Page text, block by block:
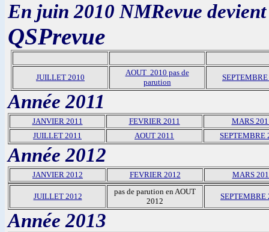
En juin 2010 NMRevue devient
QSPrevue
JUILLET 2010
AOUT 2010 pas de
parution
Année 2011
JANVIER 2011 FEVRIER 2011
MARS
JUILLET 2011
AOUT 2011 SEPTEMBRE
Année 2012
JANVIER 2012 FEVRIER 2012 MARS
JUILLET 2012
pas de parution en AOUT
2012
SEPTEMBRE
Année 2013